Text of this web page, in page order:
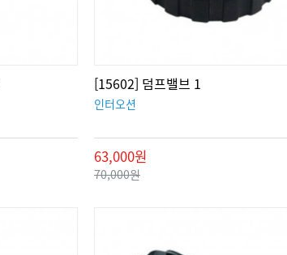
[15602] 덤프밸브 1
인터오션
63,000원
70,000원